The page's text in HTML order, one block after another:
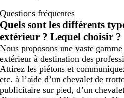
Questions fréquentes
Quels sont les différents
extérieur ? Lequel choisir ?
Nous proposons une vaste
extérieur à destination des
Attirez les piétons et
etc. à l’aide d’un chevalet de
publicitaire sur pied, d’un